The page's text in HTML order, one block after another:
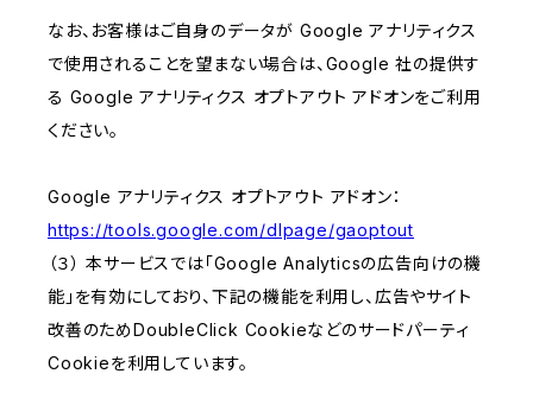
なお、お客様はご自身のデータが Google アナリティクス
で使用されることを望まない場合は、Google 社の提供す
る Google アナリティクス オプトアウト アドオンをご利用
ください。
Google アナリティクス オプトアウト アドオン：
https://tools.google.com/dlpage/gaoptout
（３） 本サービスでは「Google Analyticsの広告向けの機
能」を有効にしており、下記の機能を利用し、広告やサイト
改善のためDoubleClick Cookieなどのサードパーティ
Cookieを利用しています。